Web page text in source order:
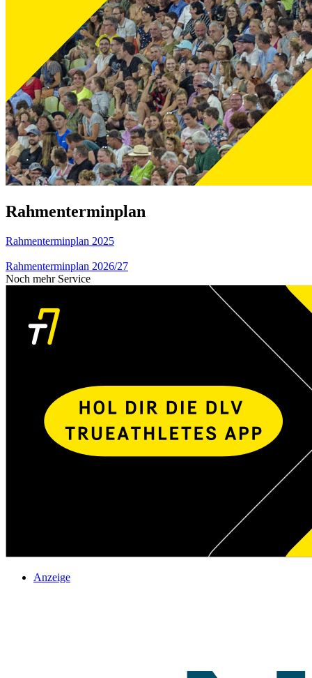
Rahmenterminplan
Rahmenterminplan 2025
Rahmenterminplan 2026/27
Noch mehr Service
Anzeige